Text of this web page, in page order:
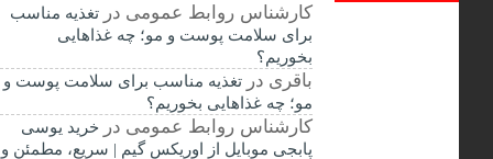
کارشناس روابط عمومیدر تغذیه مناسب
برای سلامت پوست و مو؛ چه غذاهایی
بخوریم؟
باقریدرتغذیه مناسب برای سلامت پوست و
مو؛ چه غذاهایی بخوریم؟
کارشناس روابط عمومیدر خرید یوسی
پابجی موبایل از اوریکس گیم | سریع، مطمئن و